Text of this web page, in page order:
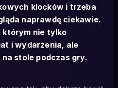
klocków i trzeba
naprawdę ciekawie.
którym nie tylko
i wydarzenia, ale
na stole podczas gry.